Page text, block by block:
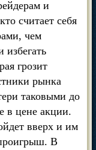
и
считает себя
чем
грозит
рынка
таковыми до
в цене акции.
вверх и им
В